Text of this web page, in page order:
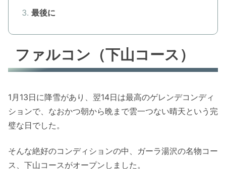
最後に
ファルコン（下山コース）
1月13日に降雪があり、翌14日は最高のゲレンデコンディ
ションで、なおかつ朝から晩まで雲一つない晴天という完
璧な日でした。
そんな絶好のコンディションの中、ガーラ湯沢の名物コー
ス、下山コースがオープンしました。